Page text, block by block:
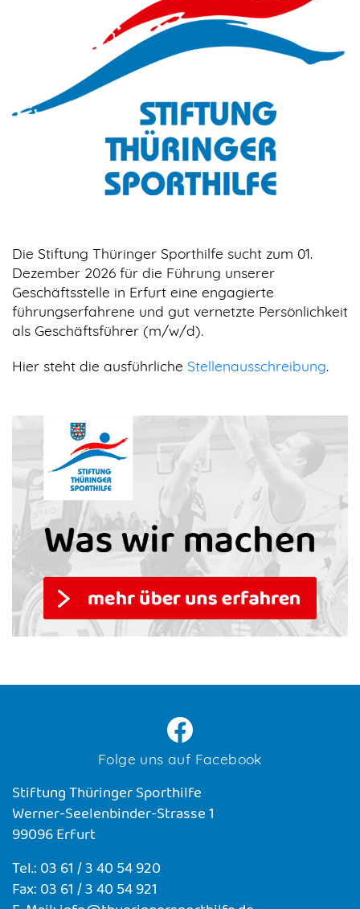
Die Stiftung Thüringer Sporthilfe sucht zum 01.
Dezember 2026 für die Führung unserer
Geschäftsstelle in Erfurt eine engagierte
führungserfahrene und gut vernetzte Persönlichkeit
als Geschäftsführer (m/w/d).
Hier steht die ausführliche Stellenausschreibung.
Folge uns auf Facebook
Stiftung Thüringer Sporthilfe
Werner-Seelenbinder-Strasse 1
99096 Erfurt
Tel.: 03 61 / 3 40 54 920
Fax: 03 61 / 3 40 54 921